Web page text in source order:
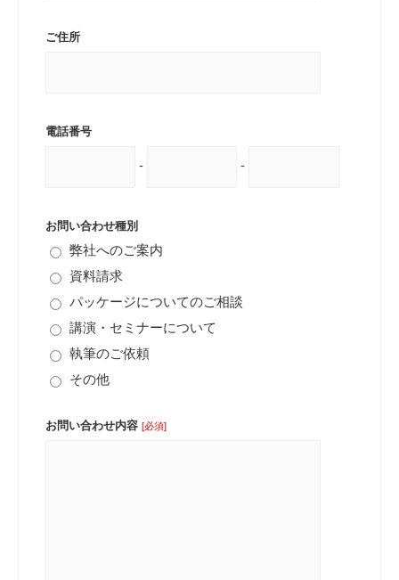
ご住所
電話番号
- -
お問い合わせ種別
弊社へのご案内
資料請求
パッケージについてのご相談
講演・セミナーについて
執筆のご依頼
その他
お問い合わせ内容 [必須]